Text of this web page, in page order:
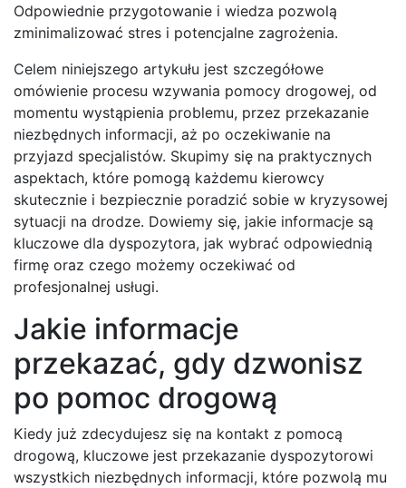
Odpowiednie przygotowanie i wiedza pozwolą
zminimalizować stres i potencjalne zagrożenia.
Celem niniejszego artykułu jest szczegółowe
omówienie procesu wzywania pomocy drogowej, od
momentu wystąpienia problemu, przez przekazanie
niezbędnych informacji, aż po oczekiwanie na
przyjazd specjalistów. Skupimy się na praktycznych
aspektach, które pomogą każdemu kierowcy
skutecznie i bezpiecznie poradzić sobie w kryzysowej
sytuacji na drodze. Dowiemy się, jakie informacje są
kluczowe dla dyspozytora, jak wybrać odpowiednią
firmę oraz czego możemy oczekiwać od
profesjonalnej usługi.
Jakie informacje
przekazać, gdy dzwonisz
po pomoc drogową
Kiedy już zdecydujesz się na kontakt z pomocą
drogową, kluczowe jest przekazanie dyspozytorowi
wszystkich niezbędnych informacji, które pozwolą mu